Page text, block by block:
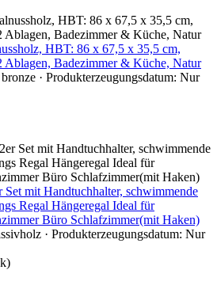
HBT: 86 x 67,5 x 35,5 cm,
Ablagen, Badezimmer & Küche, Natur
· Produkterzeugungsdatum: Nur
mit Handtuchhalter, schwimmende
Regal Hängeregal Ideal für
Büro Schlafzimmer(mit Haken)
· Produkterzeugungsdatum: Nur